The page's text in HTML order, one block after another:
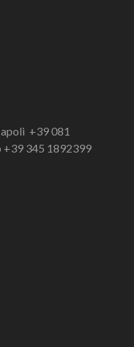
+39 081
+39 345 1892399